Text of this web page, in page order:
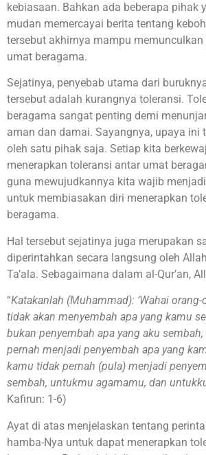
kebiasaan. Bahkan ada beberapa pihak
mudan memercayai berita tentang
tersebut akhirnya mampu
umat beragama.
Sejatinya, penyebab utama dari
tersebut adalah kurangnya toleransi.
beragama sangat penting demi
aman dan damai. Sayangnya, upaya ini
oleh satu pihak saja. Setiap kita
menerapkan toleransi antar umat
guna mewujudkannya kita wajib
untuk membiasakan diri menerapkan
beragama.
Hal tersebut sejatinya juga merupakan
diperintahkan secara langsung oleh
Ta’ala. Sebagaimana dalam al-Qur’an,
“Katakanlah (Muhammad): ‘Wahai
tidak akan menyembah apa yang kamu
bukan penyembah apa yang aku
pernah menjadi penyembah apa yang
kamu tidak pernah (pula) menjadi
sembah, untukmu agamamu, dan
Kafirun: 1-6)
Ayat di atas menjelaskan tentang
hamba-Nya untuk dapat menerapkan